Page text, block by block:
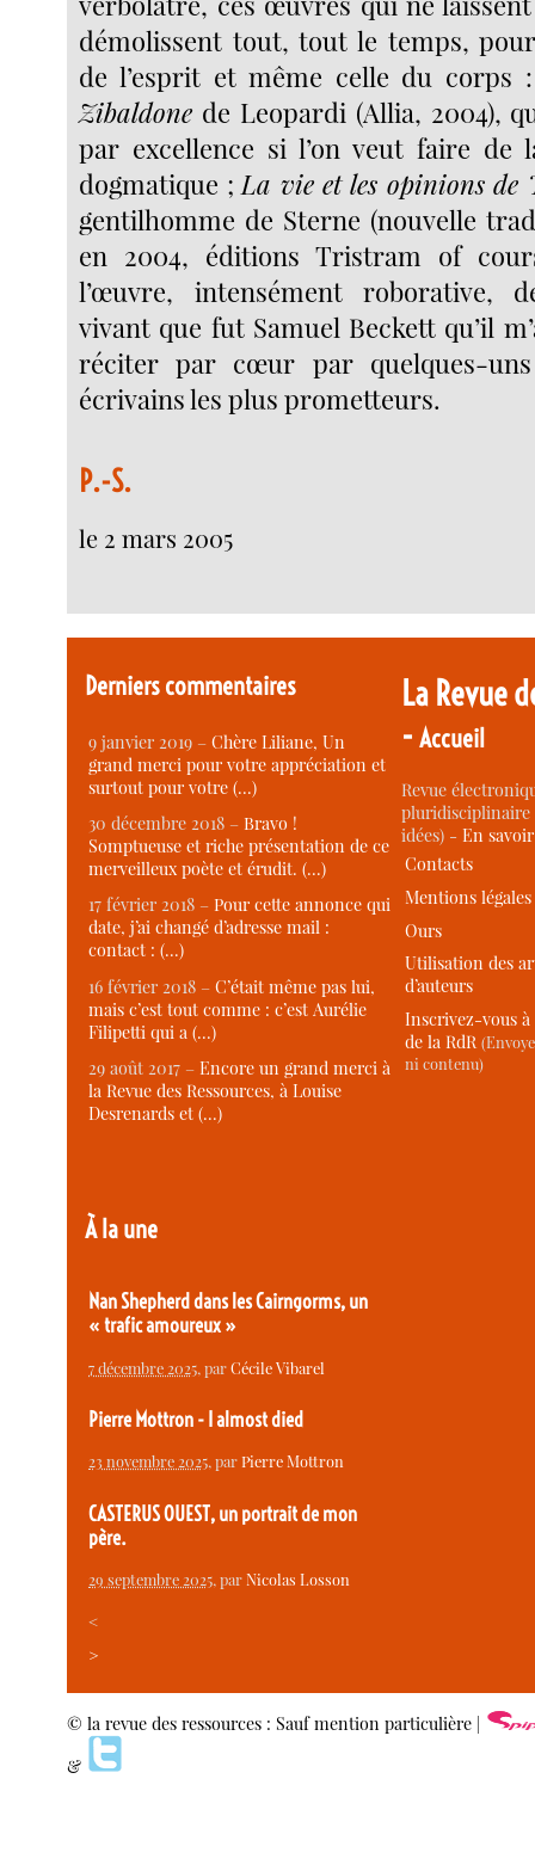
démolissent tout, tout le temps,
de l’esprit et même celle du corps
Zibaldone de Leopardi (Allia, 2004),
par excellence si l’on veut faire de
dogmatique ;La vie et les opinions de
gentilhomme de Sterne (nouvelle
en 2004, éditions Tristram of
l’œuvre, intensément roborative,
vivant que fut Samuel Beckett qu’il
réciter par cœur par quelques-
écrivains les plus prometteurs.
P.-S.
le 2 mars 2005
Derniers commentaires
9 janvier 2019 –Chère Liliane, Un
grand merci pour votre appréciation et
surtout pour votre (…)
30 décembre 2018 –Bravo !
Somptueuse et riche présentation de ce
merveilleux poète et érudit. (…)
17 février 2018 –Pour cette annonce qui
date, j’ai changé d’adresse mail :
contact : (…)
16 février 2018 –C’était même pas lui,
mais c’est tout comme : c’est Aurélie
Filipetti qui a (…)
29 août 2017 –Encore un grand merci à
la Revue des Ressources, à Louise
Desrenards et (…)
À la une
Nan Shepherd dans les Cairngorms, un
« trafic amoureux »
7 décembre 2025, parCécile Vibarel
Pierre Mottron - I almost died
23 novembre 2025, parPierre Mottron
CASTERUS OUEST, un portrait de mon
père.
29 septembre 2025, parNicolas Losson
<
>
La Revue
-Accueil
Revue
idées) -En
Contacts
Mentions légales
Ours
Utilisation des
d’auteurs
Inscrivez-vous
de la RdR
ni contenu)
© la revue des ressources : Sauf mention particulière |
&